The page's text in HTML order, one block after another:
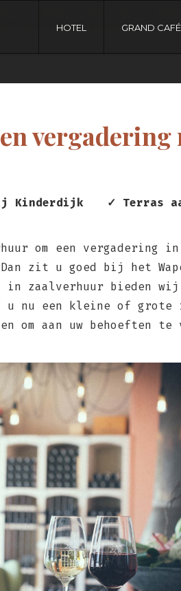
Nederlandse site
HOTEL GRAND CAFÉ
vergadering
Kinderdijk ✓ Terras
om een vergadering in
zit u goed bij het
in zaalverhuur bieden
u nu een kleine of grote
aan uw behoeften te